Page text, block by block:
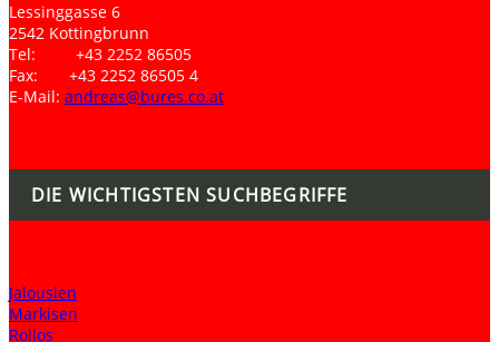
Lessinggasse 6
2542 Kottingbrunn
Tel: +43 2252 86505
Fax: +43 2252 86505 4
E-Mail: andreas@bures.co.at
DIE WICHTIGSTEN SUCHBEGRIFFE
Jalousien
Markisen
Rollos